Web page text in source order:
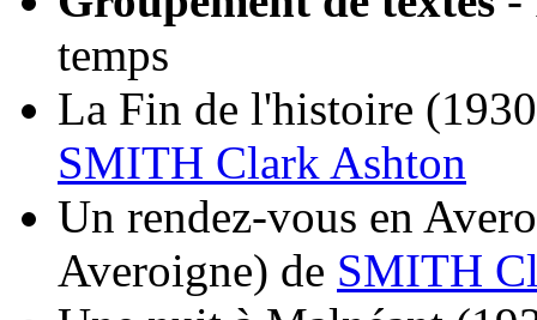
temps
La Fin de l'histoire
SMITH Clark Ashton
Un rendez-vous en
Averoigne) de SMITH